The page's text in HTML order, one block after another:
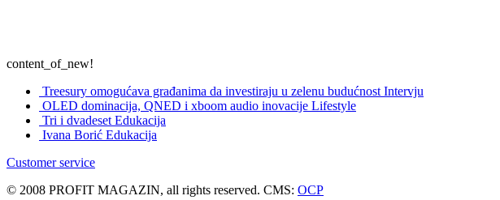
content_of_new!
Treesury omogućava građanima da investiraju u zelenu budućnost Intervju
OLED dominacija, QNED i xboom audio inovacije Lifestyle
Tri i dvadeset Edukacija
Ivana Borić Edukacija
Customer service
© 2008 PROFIT MAGAZIN, all rights reserved. CMS: OCP